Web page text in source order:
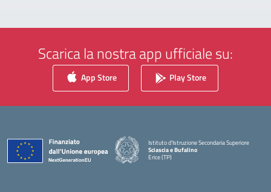
Scarica la nostra app ufficiale su:
App Store Play Store
Istituto d'Istruzione Secondaria Superiore
Sciascia e Bufalino
Erice (TP)